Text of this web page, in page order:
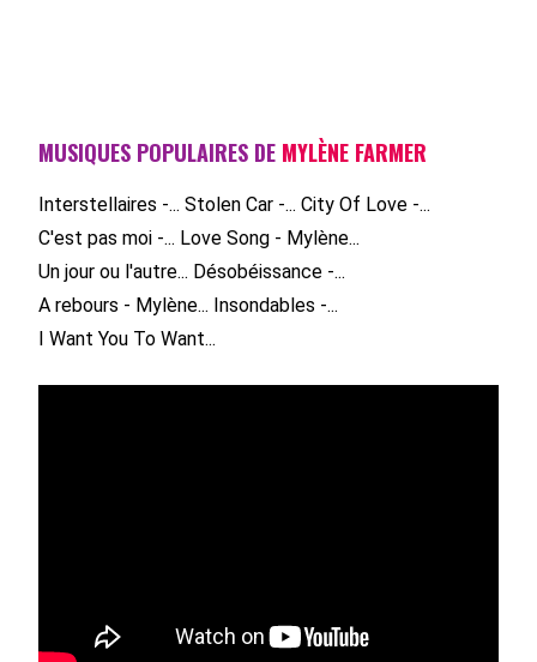
MUSIQUES POPULAIRES DE MYLÈNE FARMER
Interstellaires -... Stolen Car -... City Of Love -...
C'est pas moi -... Love Song - Mylène...
Un jour ou l'autre... Désobéissance -...
A rebours - Mylène... Insondables -...
I Want You To Want...